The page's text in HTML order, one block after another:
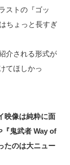
ストの『ゴッ
ちょっと長すぎ
介される形式が
てほしかっ
映像は純粋に面
『鬼武者 Way of
たのは大ニュー